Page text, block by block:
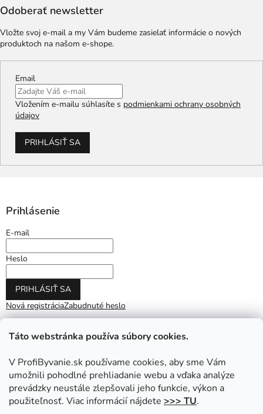
Táto webstránka používa súbory cookies.
V ProfiByvanie.sk používame cookies, aby sme Vám
umožnili pohodlné prehliadanie webu a vďaka analýze
prevádzky neustále zlepšovali jeho funkcie, výkon a
použiteľnosť. Viac informácií nájdete >>> TU.
Odoberať newsletter
Vložte svoj e-mail a my Vám budeme zasielať informácie o nových
produktoch na našom e-shope.
Email
Vložením e-mailu súhlasíte s podmienkami ochrany osobných
údajov
PRIHLÁSIŤ SA
Prihlásenie
E-mail
Heslo
PRIHLÁSIŤ SA
Nová registráciaZabudnuté heslo